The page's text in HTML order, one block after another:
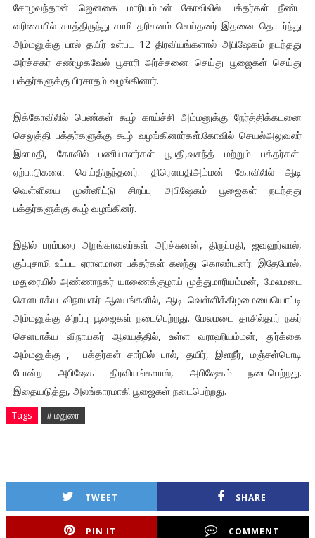
சோழவந்தான் ஜெனகை மாரியம்மன் கோவிலில் பக்தர்கள் நீண்ட
வரிசையில் காத்திருந்து சாமி தரிசனம் செய்தனர் இதனை தொடர்ந்து
அம்மனுக்கு பால் தயிர் உள்பட 12 திரவியங்களால் அபிஷேகம் நடந்தது
அர்ச்சகர் சண்முகவேல் பூசாரி அர்ச்சனை செய்து பூஜைகள் செய்து
பக்தர்களுக்கு பிரசாதம் வழங்கினார்.
இக்கோவிலில் பெண்கள் கூழ் காய்ச்சி அம்மனுக்கு நேர்த்திக்கடனை
செலுத்தி பக்தர்களுக்கு கூழ் வழங்கினார்கள்.கோவில் செயல்அலுவலர்
இளமதி, கோவில் பணியாளர்கள் பூபதி,வசந்த் மற்றும் பக்தர்கள்
ஏற்பாடுகளை செய்திருந்தனர். திரௌபதிஅம்மன் கோவிலில் ஆடி
வெள்ளியை முன்னிட்டு சிறப்பு அபிஷேகம் பூஜைகள் நடந்தது
பக்தர்களுக்கு கூழ் வழங்கினர்.
இதில் பரம்பரை அறங்காவலர்கள் அர்ச்சுனன், திருப்பதி, ஜவஹர்லால்,
குப்புசாமி உட்பட ஏராளமான பக்தர்கள் கலந்து கொண்டனர். இதேபோல்,
மதுரையில் அண்ணாநகர் யாணைக்குழாய் முத்துமாரியம்மன், மேலமடை
சௌபாக்ய விநாயகர் ஆலயங்களில், ஆடி வெள்ளிக்கிழமையையொட்டி
அம்மனுக்கு சிறப்பு பூஜைகள் நடைபெற்றது. மேலமடை தாசில்தார் நகர்
சௌபாக்ய விநாயகர் ஆலயத்தில், உள்ள வராஹியம்மன், துர்க்கை
அம்மனுக்கு , பக்தர்கள் சார்பில் பால், தயிர், இளநீர், மஞ்சள்பொடி
போன்ற அபிஷேக திரவியங்களால், அபிஷேகம் நடைபெற்றது.
இதையடுத்து, அலங்காரமாகி பூஜைகள் நடைபெற்றது.
Tags # மதுரை
TWEET SHARE
PIN IT COMMENT